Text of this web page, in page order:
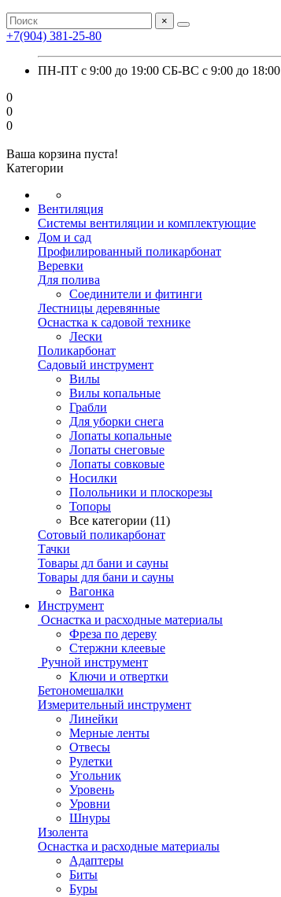
×
+7(904) 381-25-80
ПН-ПТ с 9:00 до 19:00 СБ-ВС с 9:00 до 18:00
0
0
0
Ваша корзина пуста!
Категории
Вентиляция
Системы вентиляции и комплектующие
Дом и сад
Профилированный поликарбонат
Веревки
Для полива
Соединители и фитинги
Лестницы деревянные
Оснастка к садовой технике
Лески
Поликарбонат
Садовый инструмент
Вилы
Вилы копальные
Грабли
Для уборки снега
Лопаты копальные
Лопаты снеговые
Лопаты совковые
Носилки
Полольники и плоскорезы
Топоры
Все категории (11)
Сотовый поликарбонат
Тачки
Товары дл бани и сауны
Товары для бани и сауны
Вагонка
Инструмент
Оснастка и расходные материалы
Фреза по дереву
Стержни клеевые
Ручной инструмент
Ключи и отвертки
Бетономешалки
Измерительный инструмент
Линейки
Мерные ленты
Отвесы
Рулетки
Угольник
Уровень
Уровни
Шнуры
Изолента
Оснастка и расходные материалы
Адаптеры
Биты
Буры